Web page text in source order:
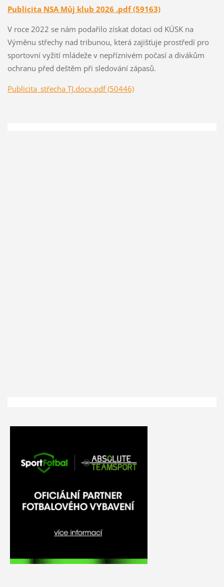
Publicita NSA Můj klub 2026 .pdf (59163)
V roce 2022 se nám podařilo získat dotaci od KÚSK na
Výměnu střechy nad tribunou, která zajišťuje prostředí pro
sportovní vyžití mládeže v nepříznivém počasí a divákům
ochranu před deštěm při sledování zápasů.
Publicita_střecha TJ.docx.pdf (50446)